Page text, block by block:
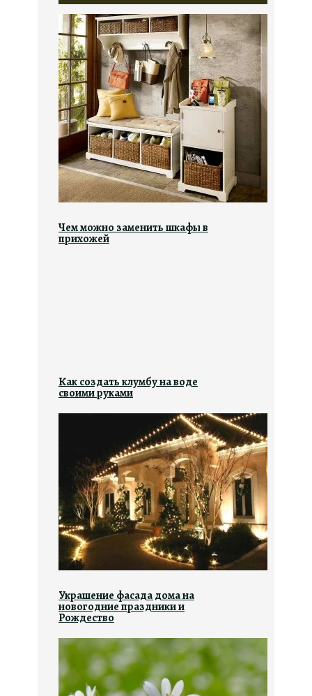
Чем можно заменить шкафы в
прихожей
Как создать клумбу на воде
своими руками
Украшение фасада дома на
новогодние праздники и
Рождество